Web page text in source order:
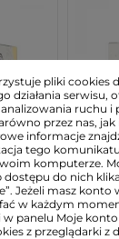
Kula
pliki cookies
działania serwisu,
ruchu i
przez nas, jak
informacje
tego
komputerze.
do nich
Jeżeli masz konto
w każdym
panelu Moje
z przeglądarki z